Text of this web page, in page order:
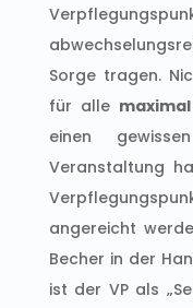
Sorge tragen.
für alle
einen
Veranstaltung
angereicht
Becher in der
ist der VP als